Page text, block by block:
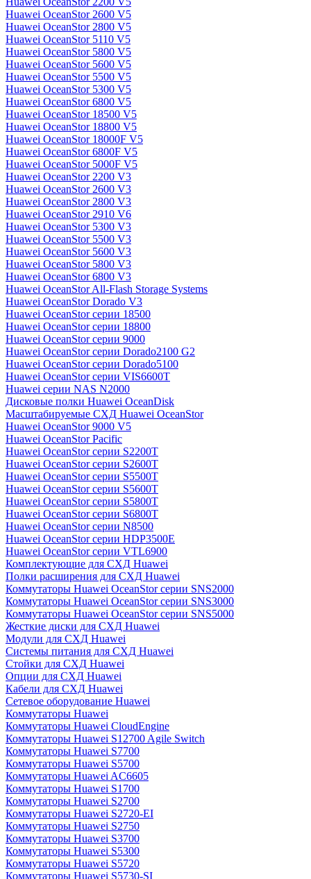
Huawei OceanStor 2600 V5
Huawei OceanStor 2800 V5
Huawei OceanStor 5110 V5
Huawei OceanStor 5800 V5
Huawei OceanStor 5600 V5
Huawei OceanStor 5500 V5
Huawei OceanStor 5300 V5
Huawei OceanStor 6800 V5
Huawei OceanStor 18500 V5
Huawei OceanStor 18800 V5
Huawei OceanStor 18000F V5
Huawei OceanStor 6800F V5
Huawei OceanStor 5000F V5
Huawei OceanStor 2200 V3
Huawei OceanStor 2600 V3
Huawei OceanStor 2800 V3
Huawei OceanStor 2910 V6
Huawei OceanStor 5300 V3
Huawei OceanStor 5500 V3
Huawei OceanStor 5600 V3
Huawei OceanStor 5800 V3
Huawei OceanStor 6800 V3
Huawei OceanStor All-Flash Storage Systems
Huawei OceanStor Dorado V3
Huawei OceanStor серии 18500
Huawei OceanStor серии 18800
Huawei OceanStor серии 9000
Huawei OceanStor серии Dorado2100 G2
Huawei OceanStor серии Dorado5100
Huawei OceanStor серии VIS6600T
Huawei серии NAS N2000
Дисковые полки Huawei OceanDisk
Масштабируемые СХД Huawei OceanStor
Huawei OceanStor 9000 V5
Huawei OceanStor Pacific
Huawei OceanStor серии S2200T
Huawei OceanStor серии S2600T
Huawei OceanStor серии S5500T
Huawei OceanStor серии S5600T
Huawei OceanStor серии S5800T
Huawei OceanStor серии S6800T
Huawei OceanStor серии N8500
Huawei OceanStor серии HDP3500E
Huawei OceanStor серии VTL6900
Комплектующие для СХД Huawei
Полки расширения для СХД Huawei
Коммутаторы Huawei OceanStor серии SNS2000
Коммутаторы Huawei OceanStor серии SNS3000
Коммутаторы Huawei OceanStor серии SNS5000
Жесткие диски для СХД Huawei
Модули для СХД Huawei
Системы питания для СХД Huawei
Стойки для СХД Huawei
Опции для СХД Huawei
Кабели для СХД Huawei
Сетевое оборудование Huawei
Коммутаторы Huawei
Коммутаторы Huawei CloudEngine
Коммутаторы Huawei S12700 Agile Switch
Коммутаторы Huawei S7700
Коммутаторы Huawei S5700
Коммутаторы Huawei AC6605
Коммутаторы Huawei S1700
Коммутаторы Huawei S2700
Коммутаторы Huawei S2720-EI
Коммутаторы Huawei S2750
Коммутаторы Huawei S3700
Коммутаторы Huawei S5300
Коммутаторы Huawei S5720
Коммутаторы Huawei S5730-SI